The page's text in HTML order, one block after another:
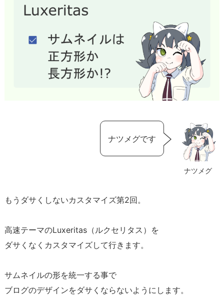
ナツメグ
ナツメグです
もうダサくしないカスタマイズ第2回。
高速テーマのLuxeritas（ルクセリタス）を
ダサくなくカスタマイズして行きます。
サムネイルの形を統一する事で
ブログのデザインをダサくならないようにします。